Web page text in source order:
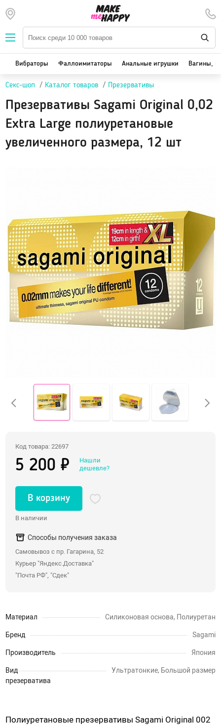
Вибраторы
Вакуум-волновые стимуляторы клитора
Реалистичные
Стимулятор точки G
Двойная стимуляция
Массажеры для тела
Электростимуляция
Вибраторы с подогревом
Вибраторы с приложением
Фаллоимитаторы
Реалистичные фаллосы
Анальные игрушки
Со стразами, хвостики
Насадки для двойного проникновения
С вибрацией
С римминг эффектом
Массажеры простаты
С дистанционным управлением
Души, клизмы
Анатомические страпоны
Насадки для страпонов
Трусики для страпона
Вагины, мастурбаторы
Вибраторы Фаллоимитаторы Анальные игрушки Вагины,
Секс-шоп Каталог товаров Презервативы
Презервативы Sagami Original 0,02
Extra Large полиуретановые
увеличенного размера, 12 шт
Материал Силиконовая основа, Полиуретан
Бренд Sagami
Производитель Япония
Вид
презерватива
Ультратонкие, Большой размер
Код товара: 22697
5 200 ₽
Нашли
дешевле?
В корзину
В наличии
Способы получения заказа
Самовывоз с пр. Гагарина, 52
Курьер "Яндекс.Доставка"
"Почта РФ", "Сдек"
Полиуретановые презервативы Sagami Original 002